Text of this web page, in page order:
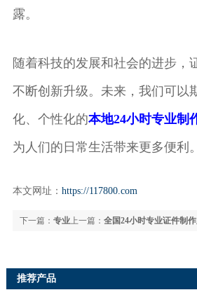
露。
随着科技的发展和社会的进步，
不断创新升级。未来，我们可以
化、个性化的本地24小时专业制
为人们的日常生活带来更多便利。
本文网址： https://117800.com
上一篇：全国24小时专业证件制
下一篇： 专业
推荐产品